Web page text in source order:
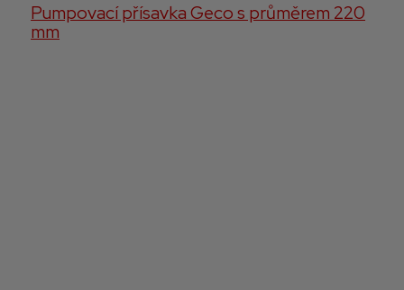
Pumpovací přísavka Geco s průměrem 220
mm